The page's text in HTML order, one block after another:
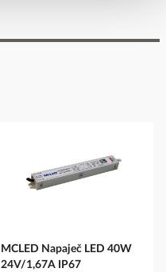
MCLED Napaječ LED 40W
24V/1,67A IP67